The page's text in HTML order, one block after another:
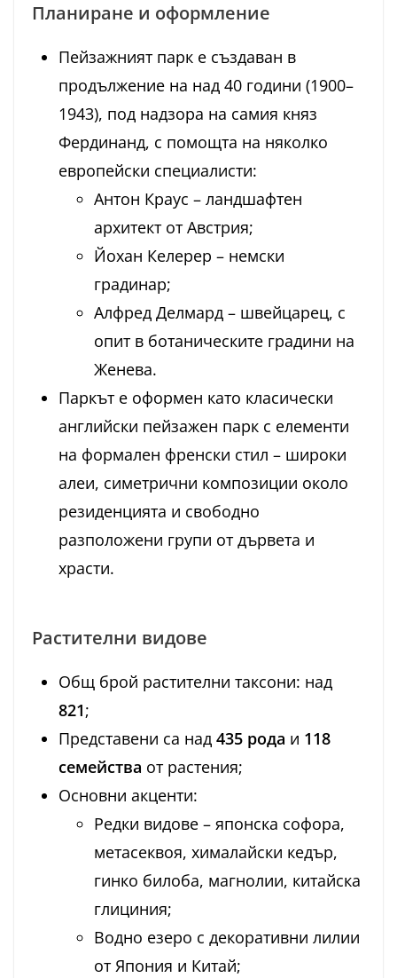
Планиране и оформление
Пейзажният парк е създаван в
продължение на над 40 години (1900–
1943), под надзора на самия княз
Фердинанд, с помощта на няколко
европейски специалисти:
Антон Краус – ландшафтен
архитект от Австрия;
Йохан Келерер – немски
градинар;
Алфред Делмард – швейцарец, с
опит в ботаническите градини на
Женева.
Паркът е оформен като класически
английски пейзажен парк с елементи
на формален френски стил – широки
алеи, симетрични композиции около
резиденцията и свободно
разположени групи от дървета и
храсти.
Растителни видове
Общ брой растителни таксони: над
821;
Представени са над 435 рода и 118
семейства от растения;
Основни акценти:
Редки видове – японска софора,
метасеквоя, хималайски кедър,
гинко билоба, магнолии, китайска
глициния;
Водно езеро с декоративни лилии
от Япония и Китай;